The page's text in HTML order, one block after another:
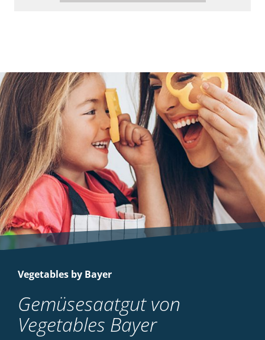
Vegetables by Bayer
Gemüsesaatgut von
Vegetables Bayer